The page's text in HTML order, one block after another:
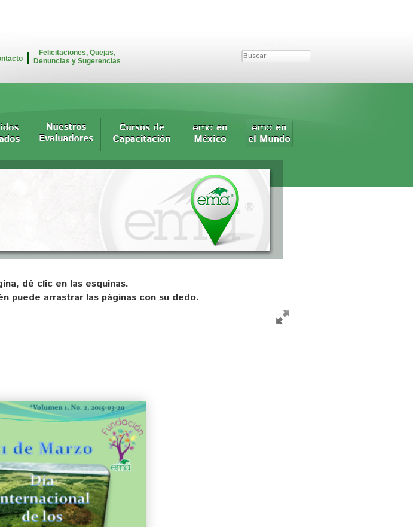
Felicitaciones, Quejas,
Denuncias y Sugerencias
dé clic en las esquinas.
puede arrastrar las páginas con su dedo.